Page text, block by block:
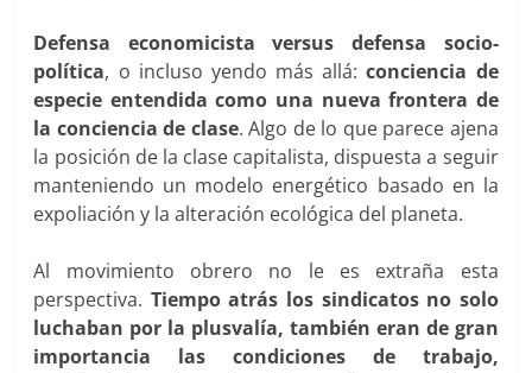
Defensa economicista versus defensa socio-
política, o incluso yendo más allá:conciencia de
especie entendida como una nueva frontera de
la conciencia de clase. Algo de lo que parece ajena
la posición de la clase capitalista, dispuesta a seguir
manteniendo un modelo energético basado en la
expoliación y la alteración ecológica del planeta.
Al movimiento obrero no le es extraña esta
perspectiva. Tiempo atrás los sindicatos no solo
luchaban por la plusvalía, también eran de gran
importancia las condiciones de trabajo,